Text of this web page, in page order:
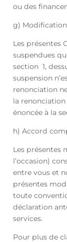
ou des
g)
Les présentes
suspendues
section 1,
suspension
renonciation
la
énoncée à la
h) Accord
Les présentes
l’occasion)
entre vous et
présentes
toute
déclaration
services.
Pour plus de